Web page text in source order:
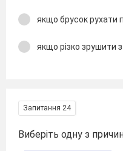
якщо брусок рухати
якщо різко зрушити
Запитання 24
Виберіть одну з